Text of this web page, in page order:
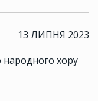
13 ЛИПНЯ 2023
народного хору